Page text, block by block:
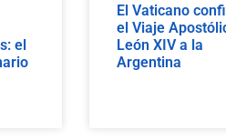
el
El Vaticano
el Viaje
León XIV a la
Argentina